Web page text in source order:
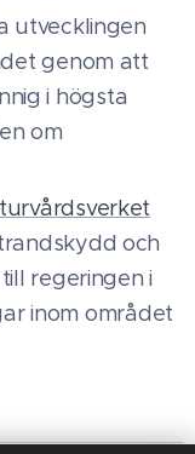
utvecklingen
genom att
i högsta
om
och
regeringen i
inom området